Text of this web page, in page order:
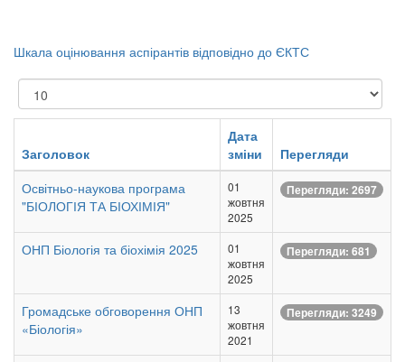
Шкала оцінювання аспірантів відповідно до ЄКТС
Показувати
Заголовок
Дата
зміни
Перегляди
Освітньо-наукова програма
"БІОЛОГІЯ ТА БІОХІМІЯ"
01
жовтня
2025
Перегляди: 2697
ОНП Біологія та біохімія 2025
01
жовтня
2025
Перегляди: 681
Громадське обговорення ОНП
«Біологія»
13
жовтня
2021
Перегляди: 3249